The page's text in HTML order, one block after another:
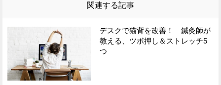
関連する記事
デスクで猫背を改善！ 鍼灸師が
教える、ツボ押し＆ストレッチ5
つ